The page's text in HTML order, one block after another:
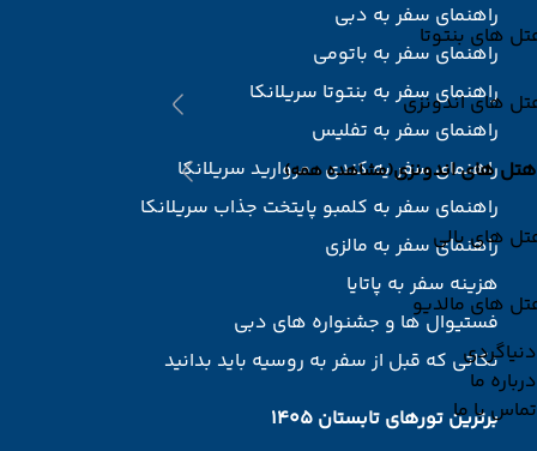
های بنتوتا
های اندونزی
هتل های اندونزی(مشاهده همه)
های بالی
های مالدیو
دنیاگردی
درباره ما
تماس با ما
راهنمای سفر به دبی
راهنمای سفر به باتومی
راهنمای سفر به بنتوتا سریلانکا
راهنمای سفر به تفلیس
راهنمای سفر یه کندی ، مروارید سریلانکا
راهنمای سفر به کلمبو پایتخت جذاب سریلانکا
راهنمای سفر به مالزی
هزینه سفر به پاتایا
فستیوال ها و جشنواره های دبی
نکاتی که قبل از سفر به روسیه باید بدانید
برترین تورهای تابستان 1405